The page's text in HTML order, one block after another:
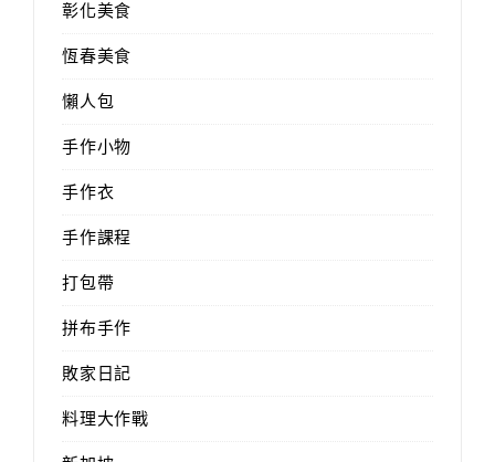
彰化美食
恆春美食
懶人包
手作小物
手作衣
手作課程
打包帶
拼布手作
敗家日記
料理大作戰